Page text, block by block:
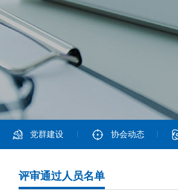
党群建设 协会动态
评审通过人员名单